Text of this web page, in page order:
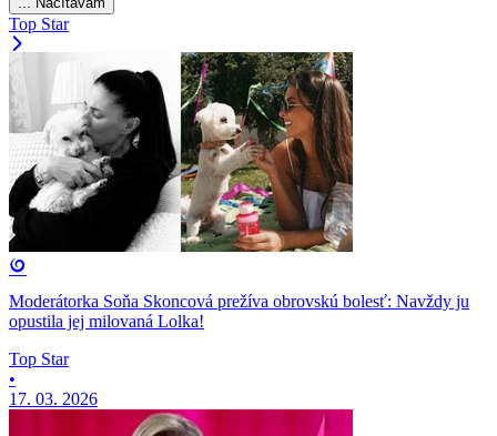
Top Star
Moderátorka Soňa Skoncová prežíva obrovskú bolesť: Navždy ju
opustila jej milovaná Lolka!
Top Star
•
17. 03. 2026